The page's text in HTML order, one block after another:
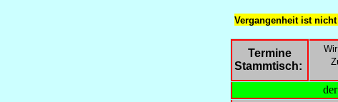
Vergangenheit ist
Termine
Stammtisch: